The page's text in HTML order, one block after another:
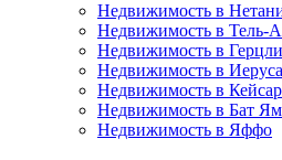
Недвижимость в
Недвижимость в Тель-
Недвижимость в
Недвижимость в
Недвижимость в
Недвижимость в Бат
Недвижимость в Яффо